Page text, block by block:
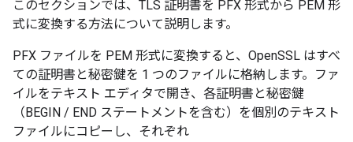
このセクションでは、TLS 証明書を PFX 形式から PEM 形
式に変換する方法について説明します。
PFX ファイルを PEM 形式に変換すると、OpenSSL はすべ
ての証明書と秘密鍵を 1 つのファイルに格納します。ファ
イルをテキスト エディタで開き、各証明書と秘密鍵
（BEGIN / END ステートメントを含む）を個別のテキスト
ファイルにコピーし、それぞれ